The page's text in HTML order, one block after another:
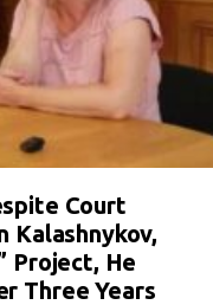
Court
Kalashnykov,
Project, He
Three Years